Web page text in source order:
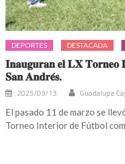
DEPORTES DESTACADA
𝐈𝐧𝐚𝐮𝐠𝐮𝐫𝐚𝐧 𝐞𝐥 𝐋𝐗 𝐓𝐨𝐫𝐧𝐞𝐨
𝐒𝐚𝐧 𝐀𝐧𝐝𝐫𝐞́𝐬.
2025/03/13 Guadalupe
El pasado 11 de marzo se
Torneo Interior de Fútbol